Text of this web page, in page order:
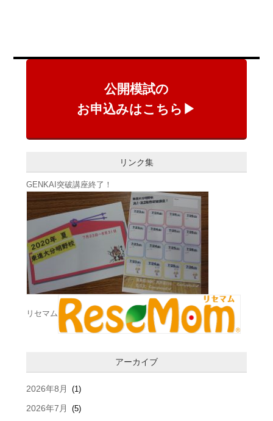
公開模試の
お申込みはこちら▶
リンク集
GENKAI突破講座終了！
リセマム
アーカイブ
2026年8月 (1)
2026年7月 (5)